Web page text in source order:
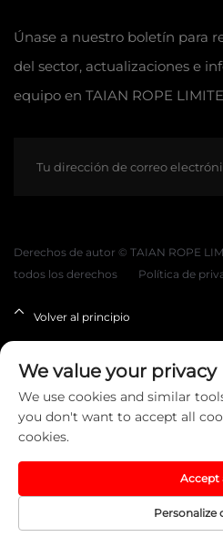
Únase a nuestro boletín para
del sector, actualizaciones e
equipo en TAIAN ROPE
Derechos de autor © TAIAN ROPE
todos los derechos
Política de
Volver al principio
We value your privacy
We use cookies and similar
you don't want to accept all
cookies.
Personalize
Accept